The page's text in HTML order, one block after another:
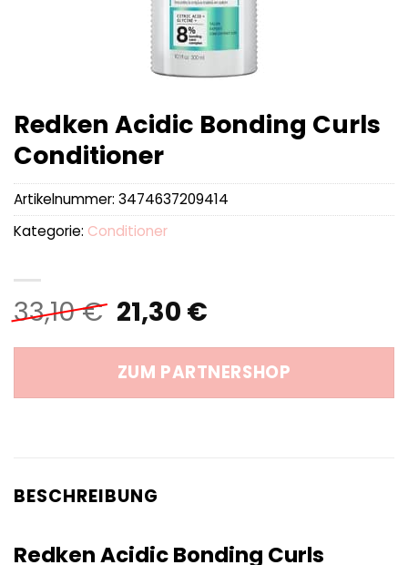
Redken Acidic Bonding Curls
Conditioner
33,10€ Ursprünglicher
Preis
war:
33,10 €
21,30 €Aktueller
ist:
21,30 €.
ZUM PARTNERSHOP
Artikelnummer: 3474637209414
Kategorie: Conditioner
BESCHREIBUNG
Redken Acidic Bonding Curls